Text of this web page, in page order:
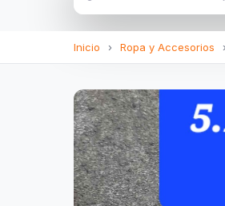
Inicio › Ropa y Accesorios ›